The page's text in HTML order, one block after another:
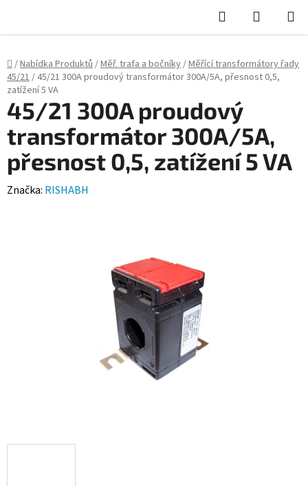
Hledat
KOŠÍK
Domů
/Nabídka Produktů /Měř. trafa a bočníky/Měřící transformátory řady
45/21 / 45/21 300A proudový transformátor 300A/5A, přesnost 0,5,
zatížení 5 VA
45/21 300A proudový
transformátor 300A/5A,
přesnost 0,5, zatížení 5 VA
Značka: RISHABH